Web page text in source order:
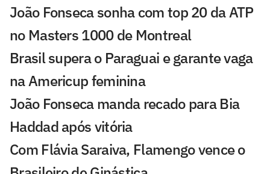
João Fonseca sonha com top 20 da ATP
no Masters 1000 de Montreal
Brasil supera o Paraguai e garante vaga
na Americup feminina
João Fonseca manda recado para Bia
Haddad após vitória
Com Flávia Saraiva, Flamengo vence o